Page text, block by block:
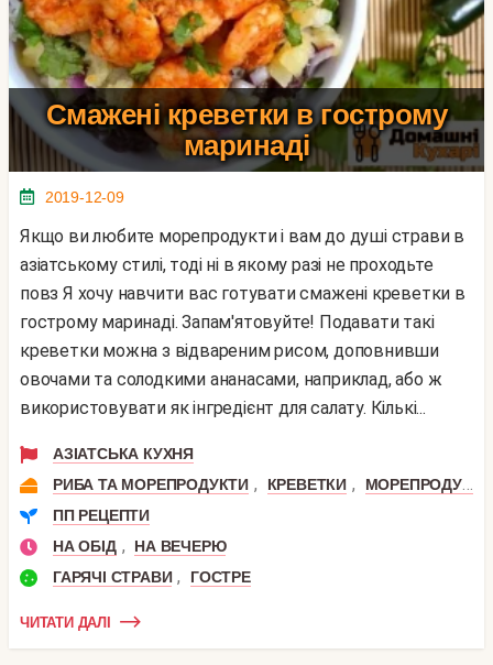
Смажені креветки в гострому
маринаді
2019-12-09
Якщо ви любите морепродукти і вам до душі страви в
азіатському стилі, тоді ні в якому разі не проходьте
повз Я хочу навчити вас готувати смажені креветки в
гострому маринаді. Запам'ятовуйте! Подавати такі
креветки можна з відвареним рисом, доповнивши
овочами та солодкими ананасами, наприклад, або ж
використовувати як інгредієнт для салату. Кількі...
АЗІАТСЬКА КУХНЯ
РИБА ТА МОРЕПРОДУКТИ , КРЕВЕТКИ ,
МОРЕПРОДУКТИ
ПП РЕЦЕПТИ
НА ОБІД ,
НА ВЕЧЕРЮ
ГАРЯЧІ СТРАВИ , ГОСТРЕ
ЧИТАТИ ДАЛІ